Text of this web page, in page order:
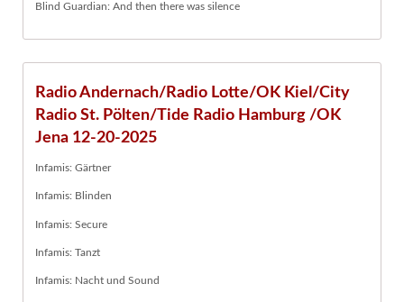
Blind Guardian: And then there was silence
Radio Andernach/Radio Lotte/OK Kiel/City
Radio St. Pölten/Tide Radio Hamburg /OK
Jena 12-20-2025
Infamis: Gärtner
Infamis: Blinden
Infamis: Secure
Infamis: Tanzt
Infamis: Nacht und Sound